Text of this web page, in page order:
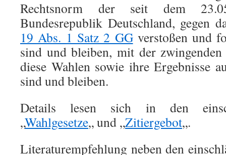
Rechtsnorm der seit dem
Bundesrepublik Deutschland, gegen
19 Abs. 1 Satz 2 GGverstoßen und
sind und bleiben, mit der zwingenden
diese Wahlen sowie ihre Ergebnisse
sind und bleiben.
Details lesen sich in den
„Wahlgesetze„ und „Zitiergebot„.
Literaturempfehlung neben den